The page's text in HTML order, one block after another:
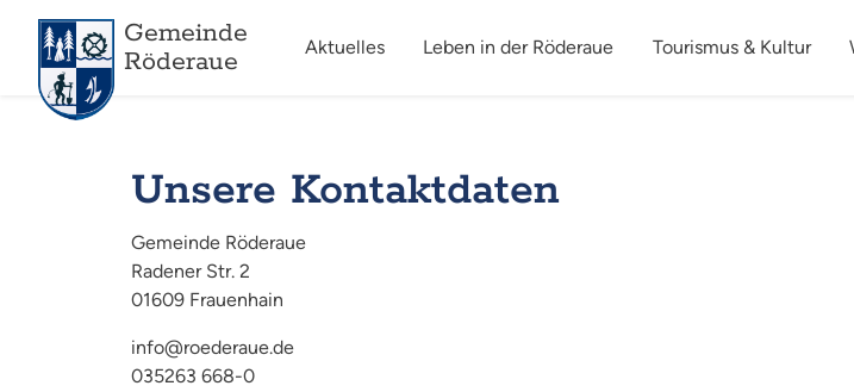
Gemeinde
Röderaue
Aktuelles Leben in der Röderaue Tourismus & Kultur
Unsere Kontaktdaten
Gemeinde Röderaue
Radener Str. 2
01609 Frauenhain
info@roederaue.de
035263 668-0